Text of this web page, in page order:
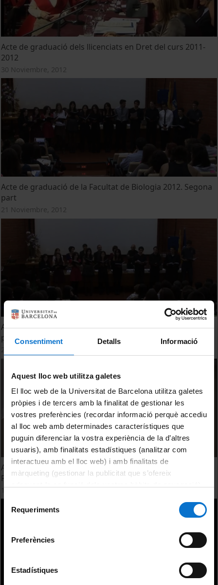
Consentiment Detalls Informació
Aquest lloc web utilitza galetes
El lloc web de la Universitat de Barcelona utilitza galetes
pròpies i de tercers amb la finalitat de gestionar les
vostres preferències (recordar informació perquè accediu
al lloc web amb determinades característiques que
puguin diferenciar la vostra experiència de la d’altres
usuaris), amb finalitats estadístiques (analitzar com
interactueu amb el lloc web) i amb finalitats de
màrqueting (gestionar la publicitat que s’ofereix
consultar laPolítica de galetes del lloc web de la
Selecció
Requeriments
Preferències
Estadístiques
Acte de graduació dels llicenciats en Dret del curs 2011-
2012
30 Noviembre, 2012
Acte de graduació de la Facultat de Biologia 2012. Segona
part
21 Noviembre, 2012
Acte de graduació de la Facultat de Biologia 2012. Primera
part
Acte de graduació de la Facultat d'Economia i Empresa.
Promoció 2011. Jornada dia 13-11-2012
13 Noviembre, 2012